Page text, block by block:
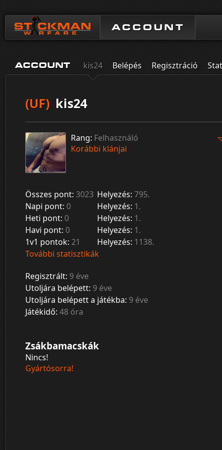
ACCOUNT
ACCOUNT kis24 Belépés Regisztráció
(UF) kis24
Rang: Felhasználó
Korábbi klánjai
Összes pont: 3023 Helyezés: 795.
Napi pont: 0 Helyezés: 1.
Heti pont: 0 Helyezés: 1.
Havi pont: 0 Helyezés: 1.
1v1 pontok: 21 Helyezés: 1138.
További statisztikák
Regisztrált: 9 éve
Utoljára belépett: 9 éve
Utoljára belépett a játékba: 9 éve
Játékidő: 48 óra
Zsákbamacskák
Nincs!
Gyártósorra!